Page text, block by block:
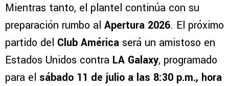
Mientras tanto, el plantel continúa con su
preparación rumbo al Apertura 2026. El próximo
partido del Club América será un amistoso en
Estados Unidos contra LA Galaxy, programado
para el sábado 11 de julio a las 8:30 p.m., hora